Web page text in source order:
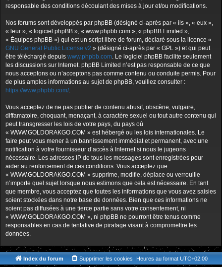
responsable des conditions découlant des mises à jour et/ou modifications.
Nos forums sont développés par phpBB (désigné ci-après par « ils », « eux »,
« leur », « logiciel phpBB », « www.phpbb.com », « phpBB Limited »,
« Équipes phpBB ») qui est un script libre de forum, déclaré sous la licence «
GNU General Public License v2 » (désigné ci-après par « GPL ») et qui peut
être téléchargé depuis www.phpbb.com. Le logiciel phpBB facilite seulement
les discussions sur Internet. phpBB Limited n’est pas responsable de ce que
nous acceptons ou n’acceptons pas comme contenu ou conduite permis. Pour
de plus amples informations au sujet de phpBB, veuillez consulter :
https://www.phpbb.com/.
Vous acceptez de ne pas publier de contenu abusif, obscène, vulgaire,
diffamatoire, choquant, menaçant, à caractère sexuel ou tout autre contenu qui
peut transgresser les lois de votre pays, du pays où
« WWW.GOLDORAKGO.COM » est hébergé ou les lois internationales. Le
faire peut vous mener à un bannissement immédiat et permanent, avec une
notification à votre fournisseur d’accès à Internet si nous le jugeons
nécessaire. Les adresses IP de tous les messages sont enregistrées pour
aider au renforcement de ces conditions. Vous acceptez que
« WWW.GOLDORAKGO.COM » supprime, modifie, déplace ou verrouille
n’importe quel sujet lorsque nous estimons que cela est nécessaire. En tant
que membre, vous acceptez que toutes les informations que vous avez saisies
soient stockées dans notre base de données. Bien que ces informations ne
soient pas diffusées à une tierce partie sans votre consentement, ni
« WWW.GOLDORAKGO.COM », ni phpBB ne pourront être tenus comme
responsables en cas de tentative de piratage visant à compromettre les
données.
Index du forum Heures au format UTC+02:00
Supprimer les cookies